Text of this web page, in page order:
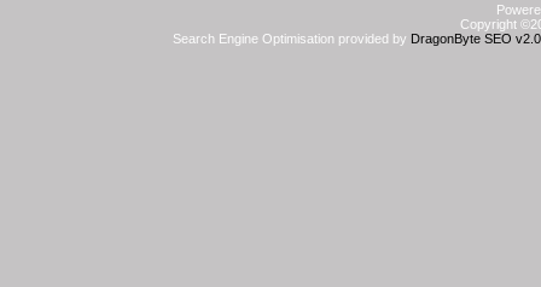
Copyright
Search Engine Optimisation provided by DragonByte SEO